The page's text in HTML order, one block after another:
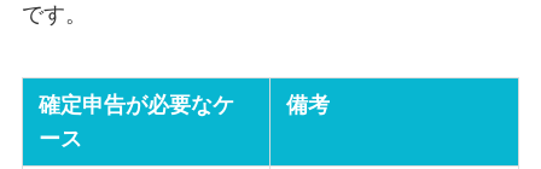
です。
確定申告が必要なケ
ース
備考